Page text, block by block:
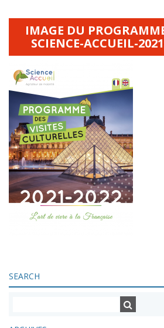
IMAGE DU
SCIENCE-ACCUEIL-
SEARCH